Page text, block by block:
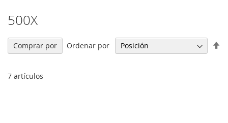
500X
7 artículos
Ordenar por
Comprar por